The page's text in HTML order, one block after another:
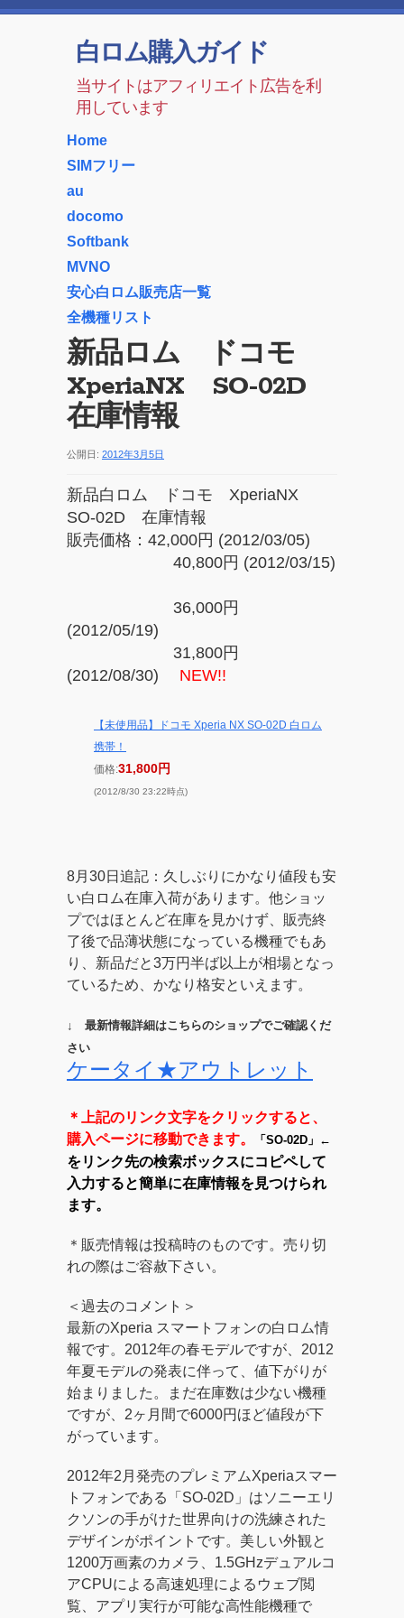
白ロム購入ガイド
当サイトはアフィリエイト広告を利
用しています
Home
SIMフリー
au
docomo
Softbank
MVNO
安心白ロム販売店一覧
全機種リスト
新品ロム ドコモ
XperiaNX SO-02D
在庫情報
公開日: 2012年3月5日
新品白ロム ドコモ XperiaNX
SO-02D 在庫情報
販売価格：42,000円 (2012/03/05)
40,800円 (2012/03/15)
36,000円
(2012/05/19)
31,800円
(2012/08/30)
NEW!!
【未使用品】ドコモ Xperia NX SO-02D 白ロム
携帯！
価格:31,800円
(2012/8/30 23:22時点)
8月30日追記：久しぶりにかなり値段も安
い白ロム在庫入荷があります。他ショッ
プではほとんど在庫を見かけず、販売終
了後で品薄状態になっている機種でもあ
り、新品だと3万円半ば以上が相場となっ
ているため、かなり格安といえます。
↓ 最新情報詳細はこちらのショップでご確認くだ
さい
ケータイ★アウトレット
＊上記のリンク文字をクリックすると、
購入ページに移動できます。
「SO-02D」←
をリンク先の検索ボックスにコピペして
入力すると簡単に在庫情報を見つけられ
ます。
＊販売情報は投稿時のものです。売り切
れの際はご容赦下さい。
＜過去のコメント＞
最新のXperia スマートフォンの白ロム情
報です。2012年の春モデルですが、2012
年夏モデルの発表に伴って、値下がりが
始まりました。まだ在庫数は少ない機種
ですが、2ヶ月間で6000円ほど値段が下
がっています。
2012年2月発売のプレミアムXperiaスマー
トフォンである「SO-02D」はソニーエリ
クソンの手がけた世界向けの洗練された
デザインがポイントです。美しい外観と
1200万画素のカメラ、1.5GHzデュアルコ
アCPUによる高速処理によるウェブ閲
覧、アプリ実行が可能な高性能機種で